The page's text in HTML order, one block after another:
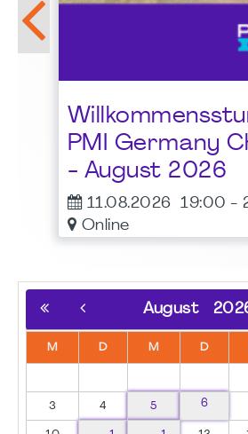
PMI Germany
- August 2026
11.08.2026 19:00 -
Online
August
M D M D
3 4 5 6